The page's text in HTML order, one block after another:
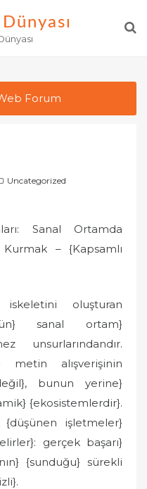
Forum
Uncategorized
Sanal Ortamda
– {Kapsamlı
oluşturan
sanal ortam}
unsurlarındandır.
alışverişinin
bunun yerine}
{ekosistemlerdir}.
işletmeler}
gerçek başarı}
{sunduğu} sürekli